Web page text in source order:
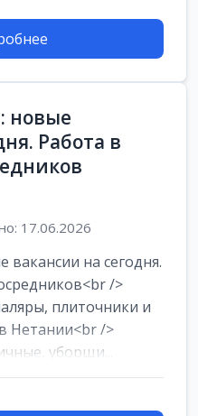
новые
Работа в
17.06.2026
вакансии на сегодня.
/>
плиточники и
Нетании<br />
уборщи...